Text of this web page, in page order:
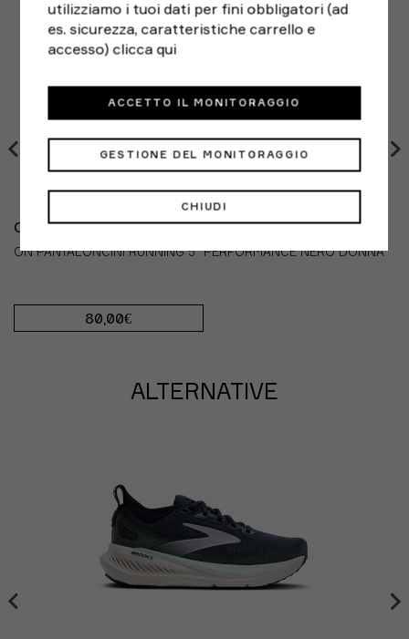
Sport:Running
10.5 8.5
27,5
11 9
ON
ON PANTALONCINI RUNNING 5" PERFORMANCE NERO DONNA
80,00€
ALTERNATIVE
utilizziamo i tuoi dati per fini obbligatori (ad
es. sicurezza, caratteristiche carrello e
accesso)clicca qui
CHIUDI
GESTIONE DEL MONITORAGGIO
ACCETTO IL MONITORAGGIO